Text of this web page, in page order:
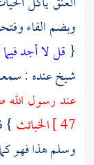
وبضم الفاء
{ قل لا أجد
شيخ عنده :
عند رسول
47 ] الخبائث }
وسلم هذا فهو